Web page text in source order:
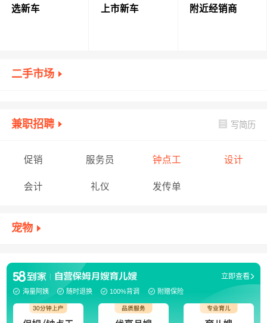
选新车 上市新车 附近经销商
二手市场
兼职招聘 写简历
促销 服务员 钟点工 设计
会计 礼仪 发传单
宠物
自营保姆月嫂育儿嫂 立即查看
海量阿姨 随时退换 100%背调 附赠保险